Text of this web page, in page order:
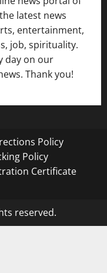
latest news
entertainment,
job, spirituality.
day on our
Thank you!
Policy
Policy
Certificate
reserved.